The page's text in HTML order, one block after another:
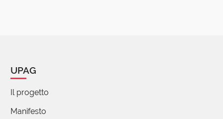
UPAG
Il progetto
Manifesto